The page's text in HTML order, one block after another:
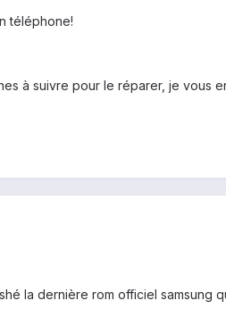
téléphone!
à suivre pour le réparer, je vous
la dernière rom officiel samsung